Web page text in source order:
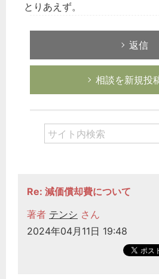
とりあえず。
返信
相談を新規投
Re: 減価償却費について
著者 テンシ さん
2024年04月11日 19:48